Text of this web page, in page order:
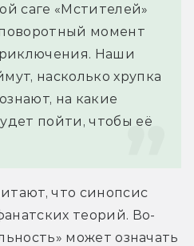
саге «Мстителей»
момент
Наши
насколько хрупка
на какие
пойти, чтобы её
что синопсис
теорий. Во-
может означать